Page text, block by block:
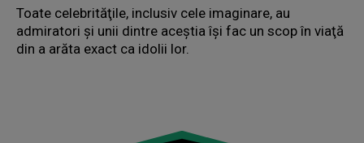
Toate celebrităţile, inclusiv cele imaginare, au
admiratori şi unii dintre aceştia îşi fac un scop în viaţă
din a arăta exact ca idolii lor.